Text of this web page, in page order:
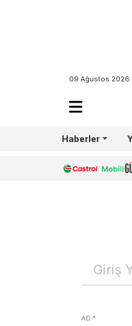
09 Ağustos 2026
Haberler
Castrol
Giriş
AD *